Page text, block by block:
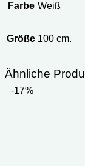
Farbe Weiß
Größe 100 cm.
Ähnliche
-17%